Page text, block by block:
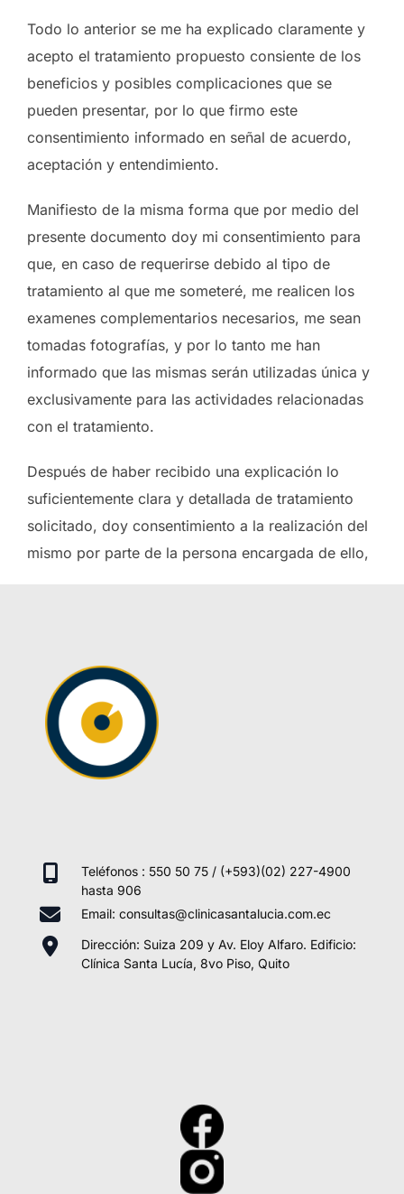
Todo lo anterior se me ha explicado claramente y
acepto el tratamiento propuesto consiente de los
beneficios y posibles complicaciones que se
pueden presentar, por lo que firmo este
consentimiento informado en señal de acuerdo,
aceptación y entendimiento.
Manifiesto de la misma forma que por medio del
presente documento doy mi consentimiento para
que, en caso de requerirse debido al tipo de
tratamiento al que me someteré, me realicen los
examenes complementarios necesarios, me sean
tomadas fotografías, y por lo tanto me han
informado que las mismas serán utilizadas única y
exclusivamente para las actividades relacionadas
con el tratamiento.
Después de haber recibido una explicación lo
suficientemente clara y detallada de tratamiento
solicitado, doy consentimiento a la realización del
mismo por parte de la persona encargada de ello,
Teléfonos : 550 50 75 / (+593)(02) 227-4900
hasta 906
Email: consultas@clinicasantalucia.com.ec
Dirección: Suiza 209 y Av. Eloy Alfaro. Edificio:
Clínica Santa Lucía, 8vo Piso, Quito